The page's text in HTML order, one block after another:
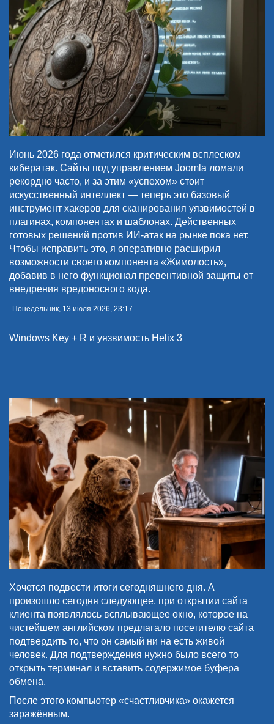
Июнь 2026 года отметился критическим всплеском
кибератак. Сайты под управлением Joomla ломали
рекордно часто, и за этим «успехом» стоит
искусственный интеллект — теперь это базовый
инструмент хакеров для сканирования уязвимостей в
плагинах, компонентах и шаблонах. Действенных
готовых решений против ИИ-атак на рынке пока нет.
Чтобы исправить это, я оперативно расширил
возможности своего компонента «Жимолость»,
добавив в него функционал превентивной защиты от
внедрения вредоносного кода.
Понедельник, 13 июля 2026, 23:17
Windows Key + R и уязвимость Helix 3
Хочется подвести итоги сегодняшнего дня. А
произошло сегодня следующее, при открытии сайта
клиента появлялось всплывающее окно, которое на
чистейшем английском предлагало посетителю сайта
подтвердить то, что он самый ни на есть живой
человек. Для подтверждения нужно было всего то
открыть терминал и вставить содержимое буфера
обмена.
После этого компьютер «счастливчика» окажется
заражённым.